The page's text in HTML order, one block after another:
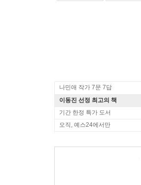
나민애 작가 7문 7답
이동진 선정 최고의 책
기간 한정 특가 도서
오직, 예스24에서만